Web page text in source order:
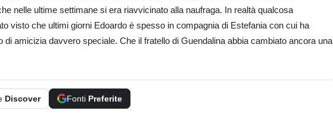
nelle ultime settimane si era riavvicinato alla naufraga. In realtà qualcosa
visto che ultimi giorni Edoardo è spesso in compagnia di Estefania con cui ha
di amicizia davvero speciale. Che il fratello di Guendalina abbia cambiato ancora una
Discover Fonti Preferite